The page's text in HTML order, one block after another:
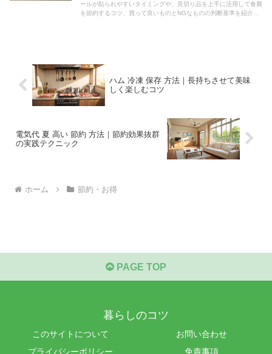
ールが貼られやすいタイミングや、見切り品を上手に活用して食費
を節約するコツ、買って良いものとNGなものの判断基準を紹介し
ハム 冷凍 保存 方法｜長持ちさせて美味
しく楽しむコツ
電気代 夏 高い 節約 方法｜節約効果抜群
の実践テクニック
ホーム 節約・お得
PAGE TOP
暮らしのコツ
このサイトについて
お問い合わせ
プライバシーポリシー
免責事項